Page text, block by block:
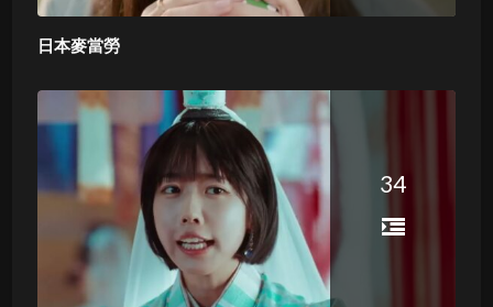
日本麥當勞
34